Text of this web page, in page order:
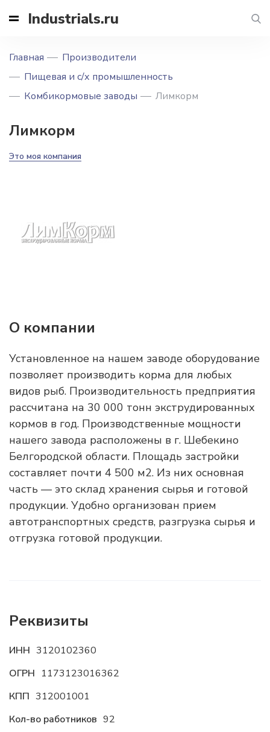
Industrials.ru
Главная
Производители
Пищевая и с/х промышленность
Комбикормовые заводы
Лимкорм
Лимкорм
Это моя компания
О компании
Установленное на нашем заводе оборудование
позволяет производить корма для любых
видов рыб. Производительность предприятия
рассчитана на 30 000 тонн экструдированных
кормов в год. Производственные мощности
нашего завода расположены в г. Шебекино
Белгородской области. Площадь застройки
составляет почти 4 500 м2. Из них основная
часть — это склад хранения сырья и готовой
продукции. Удобно организован прием
автотранспортных средств, разгрузка сырья и
отгрузка готовой продукции.
Реквизиты
ИНН 3120102360
ОГРН 1173123016362
КПП 312001001
Кол-во работников 92